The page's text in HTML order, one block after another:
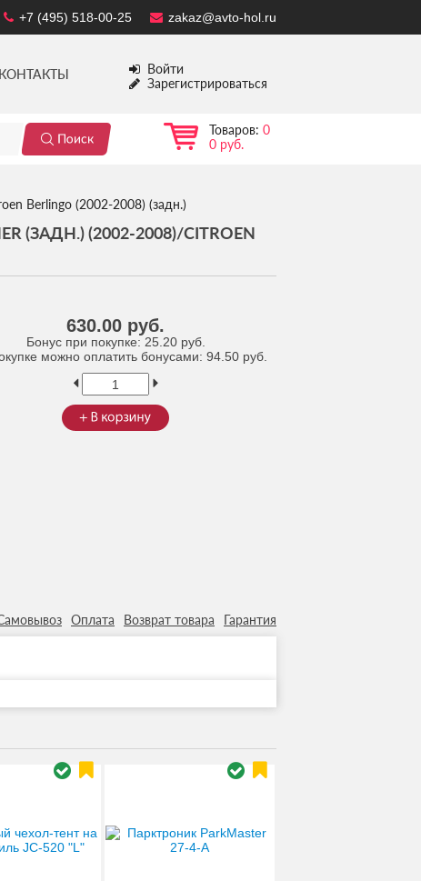
zakaz@avto-hol.ru
+7 (495) 518-00-25
КОНТАКТЫ
Войти
Зарегистрироваться
Товаров: 0
0 руб.
Berlingo (2002-2008) (задн.)
(ЗАДН.) (2002-2008)/CITROEN
630.00 руб.
Бонус при покупке: 25.20 руб.
можно оплатить бонусами: 94.50 руб.
Оплата Возврат товара Гарантия